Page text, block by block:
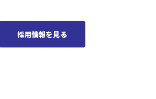
採用情報を見る